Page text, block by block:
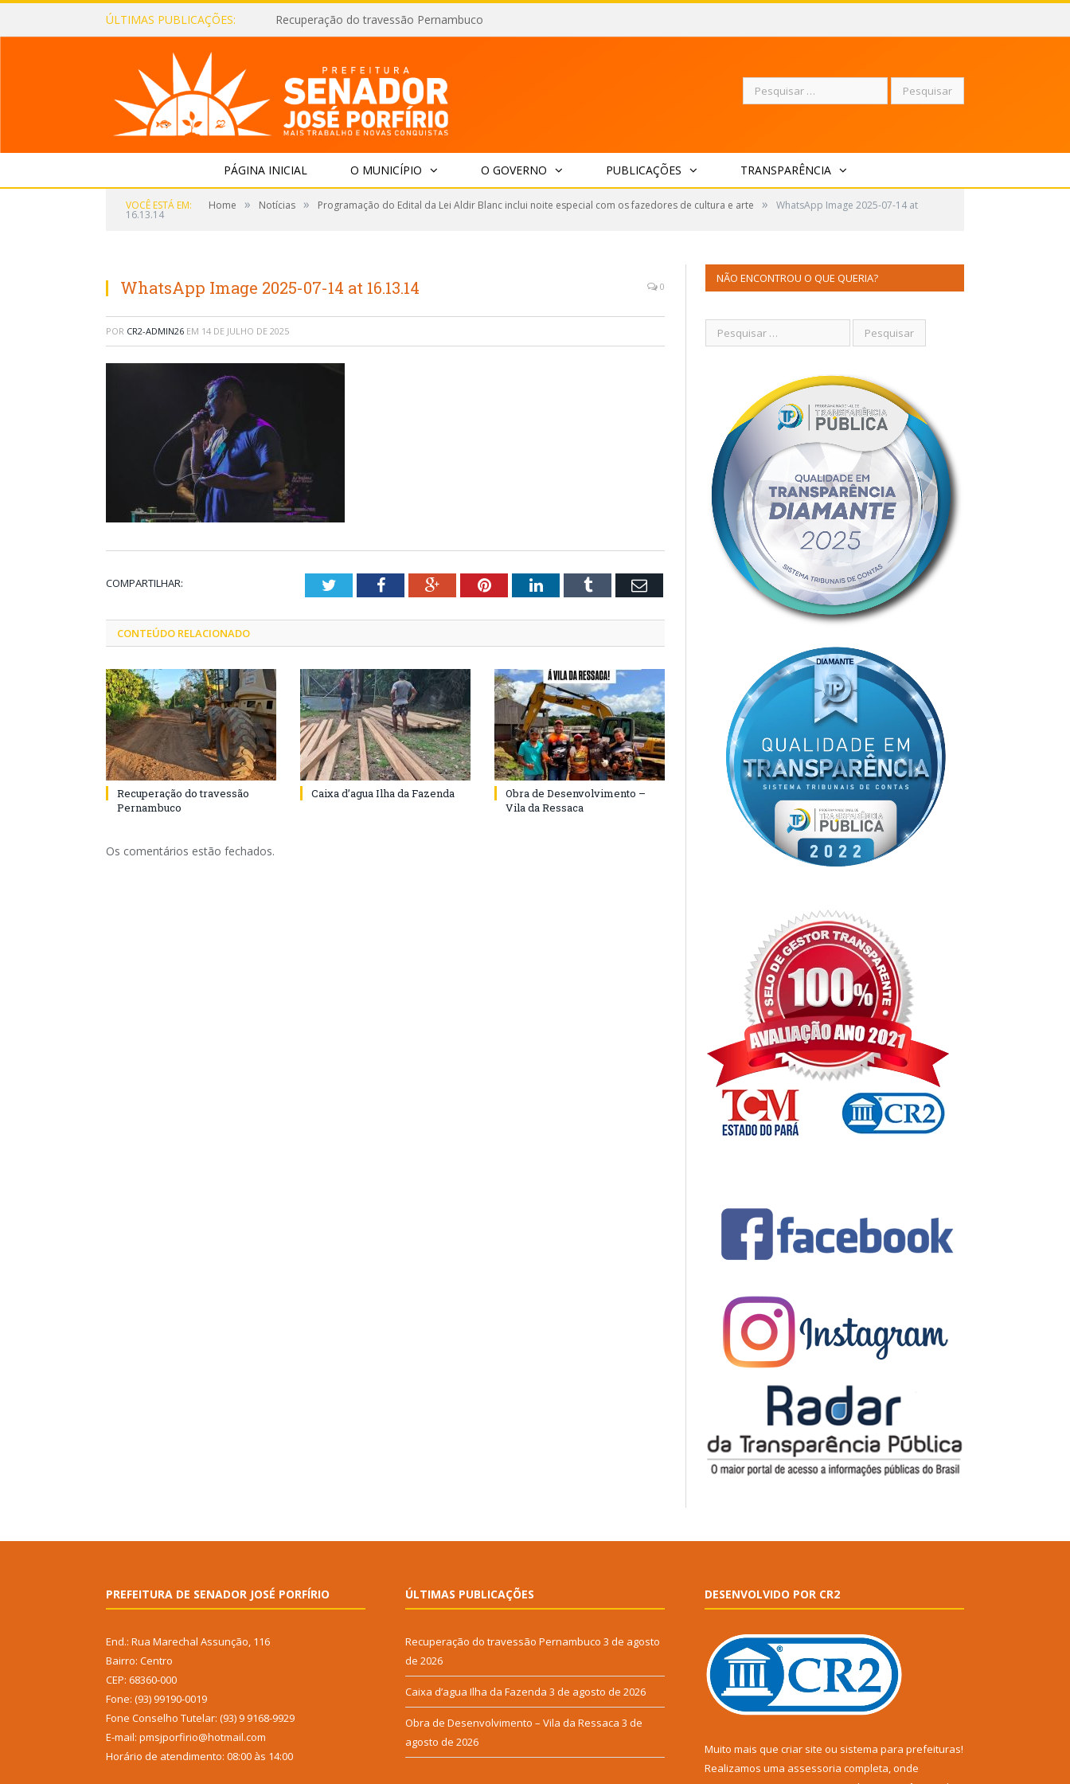
ÚLTIMAS PUBLICAÇÕES: Recuperação do travessão Pernambuco
Pesquisar
PÁGINA INICIAL O MUNICÍPIO O GOVERNO PUBLICAÇÕES TRANSPARÊNCIA
VOCÊ ESTÁ EM: Home » Notícias » Programação do Edital da Lei Aldir Blanc inclui noite especial com os fazedores de cultura e arte » WhatsApp Image 2025-07-14 at
16.13.14
WhatsApp Image 2025-07-14 at 16.13.14 0
POR CR2-ADMIN26 EM 14 DE JULHO DE 2025
COMPARTILHAR: TwitterFacebookGoogle+PinterestLinkedInTumblr Email
CONTEÚDO RELACIONADO
Recuperação do travessão
Pernambuco
Caixa d’agua Ilha da Fazenda
Obra de Desenvolvimento –
Vila da Ressaca
Os comentários estão fechados.
NÃO ENCONTROU O QUE QUERIA?
PREFEITURA DE SENADOR JOSÉ PORFÍRIO
End.: Rua Marechal Assunção, 116
Bairro: Centro
CEP: 68360-000
Fone: (93) 99190-0019
Fone Conselho Tutelar: (93) 9 9168-9929
E-mail: pmsjporfirio@hotmail.com
Horário de atendimento: 08:00 às 14:00
ÚLTIMAS PUBLICAÇÕES
Recuperação do travessão Pernambuco 3 de agosto
de 2026
Caixa d’agua Ilha da Fazenda 3 de agosto de 2026
Obra de Desenvolvimento – Vila da Ressaca 3 de
agosto de 2026
DESENVOLVIDO POR CR2
Muito mais que criar site ou sistema para prefeituras!
Realizamos uma assessoria completa, onde